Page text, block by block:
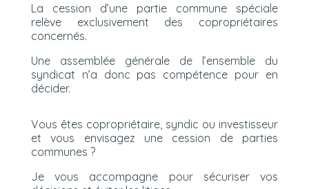
La cession d’une partie commune spéciale
relève exclusivement des copropriétaires
concernés.
Une assemblée générale de l’ensemble du
syndicat n’a donc pas compétence pour en
décider.
Vous êtes copropriétaire, syndic ou investisseur
et vous envisagez une cession de parties
communes ?
Je vous accompagne pour sécuriser vos